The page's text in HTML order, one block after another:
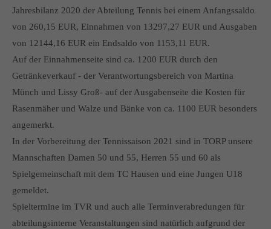
Jahresbilanz 2020 der Abteilung Tennis bei einem Anfangssaldo
von 260,15 EUR, Einnahmen von 13297,27 EUR und Ausgaben
von 12144,16 EUR ein Endsaldo von 1153,11 EUR.
Auf der Einnahmenseite sind ca. 1200 EUR durch den
Getränkeverkauf - der Verantwortungsbereich von Martina
Münch und Lissy Groß- auf der Ausgabenseite die Kosten für
Rasenmäher und Walze und Bänke von ca. 1100 EUR besonders
angemerkt.
In der Vorbereitung der Tennissaison 2021 sind in TORP unsere
Mannschaften Damen 50 und 55, Herren 55 und 60 als
Spielgemeinschaft mit dem TC Hausen und eine Jungen U18
gemeldet.
Spieltermine im TVR und auch alle Terminverabredungen für
abteilungsinterne Veranstaltungen sind natürlich aufgrund der